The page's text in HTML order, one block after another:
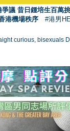
議 昔日鍾培生百萬
港機場秩序 #港男
curious, bisexuals